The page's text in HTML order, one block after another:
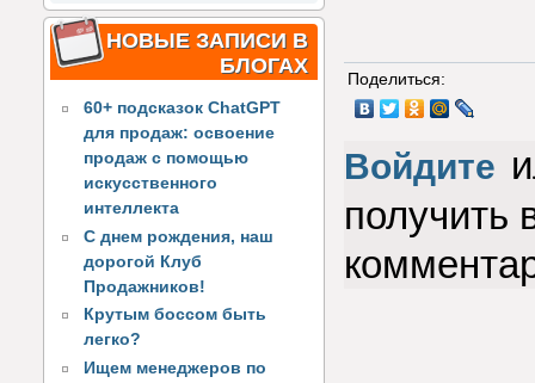
НОВЫЕ ЗАПИСИ В
БЛОГАХ
60+ подсказок ChatGPT
для продаж: освоение
продаж с помощью
искусственного
интеллекта
С днем рождения, наш
дорогой Клуб
Продажников!
Крутым боссом быть
легко?
Ищем менеджеров по
Поделиться:
Войдите
получить